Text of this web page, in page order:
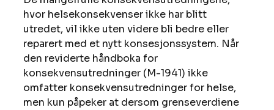
hvor helsekonsekvenser ikke har blitt
utredet, vil ikke uten videre bli bedre eller
reparert med et nytt konsesjonssystem. Når
den reviderte håndboka for
konsekvensutredninger (M-1941) ikke
omfatter konsekvensutredninger for helse,
men kun påpeker at dersom grenseverdiene